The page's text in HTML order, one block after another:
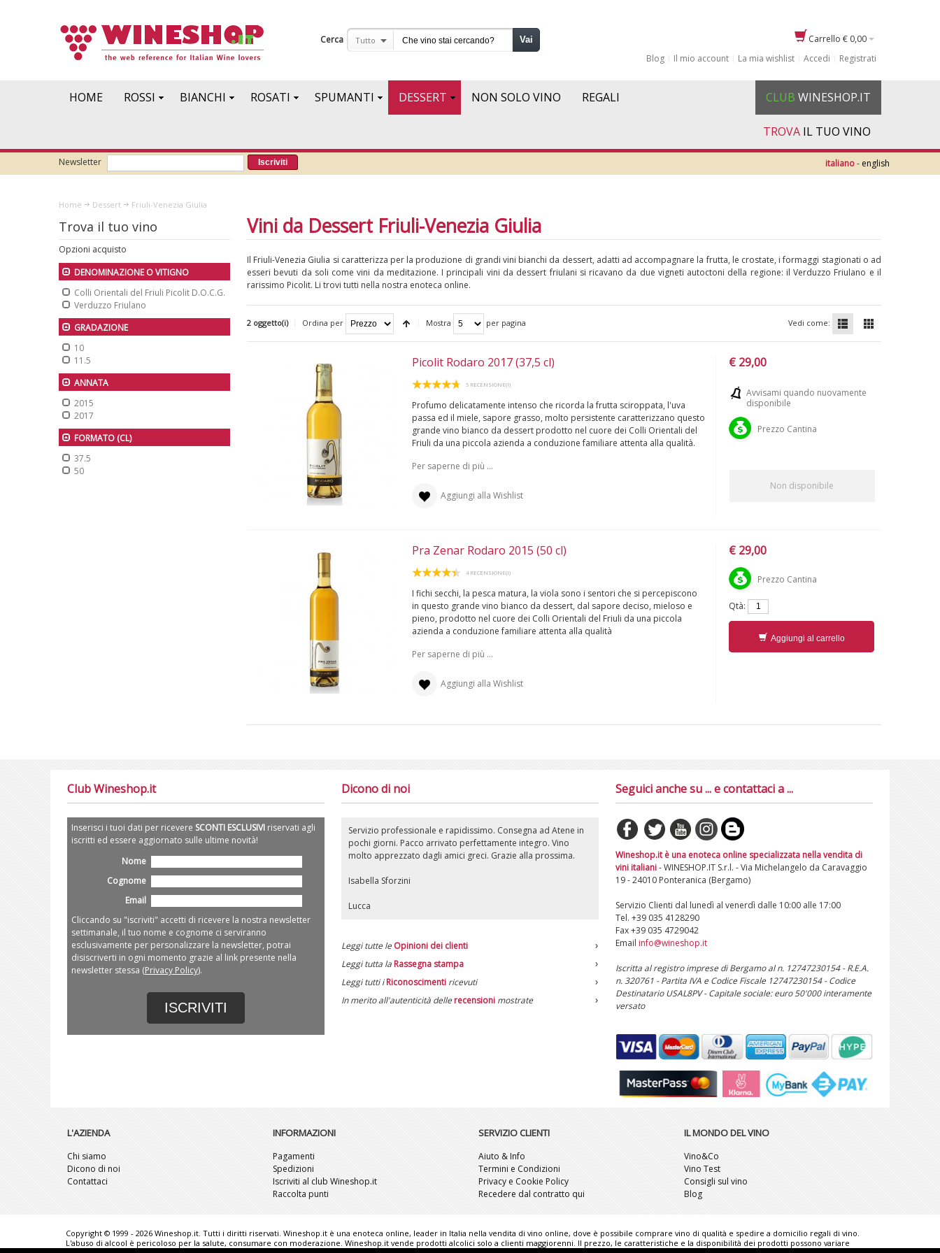
Cerca Tutto Vai Carrello € 0,00
Blog
Il mio account La mia wishlist Accedi Registrati
HOME ROSSI BIANCHI ROSATI SPUMANTI DESSERT NON SOLO VINO REGALI CLUB WINESHOP.IT
TROVA IL TUO VINO
Newsletter Iscriviti - english
italiano
Home Dessert Friuli-Venezia Giulia
Vini da Dessert Friuli-Venezia Giulia
Il Friuli-Venezia Giulia si caratterizza per la produzione di grandi vini bianchi da dessert, adatti ad accompagnare la frutta, le crostate, i formaggi stagionati o ad
esseri bevuti da soli come vini da meditazione. I principali vini da dessert friulani si ricavano da due vigneti autoctoni della regione: il Verduzzo Friulano e il
rarissimo Picolit. Li trovi tutti nella nostra enoteca online.
2 oggetto(i) Ordina per Mostra per pagina Vedi come:
Picolit Rodaro 2017 (37,5 cl)
5 RECENSIONE(I)
Profumo delicatamente intenso che ricorda la frutta sciroppata, l'uva
passa ed il miele, sapore grasso, molto persistente caratterizzano questo
grande vino bianco da dessert prodotto nel cuore dei Colli Orientali del
Friuli da una piccola azienda a conduzione familiare attenta alla qualità.
Per saperne di più ...
Aggiungi alla Wishlist
€ 29,00
Avvisami quando nuovamente
disponibile
Prezzo Cantina
Non disponibile
Pra Zenar Rodaro 2015 (50 cl)
4 RECENSIONE(I)
I fichi secchi, la pesca matura, la viola sono i sentori che si percepiscono
in questo grande vino bianco da dessert, dal sapore deciso, mieloso e
pieno, prodotto nel cuore dei Colli Orientali del Friuli da una piccola
azienda a conduzione familiare attenta alla qualità
Per saperne di più ...
Aggiungi alla Wishlist
€ 29,00
Prezzo Cantina
Qtà:
Aggiungi al carrello
Trova il tuo vino
Opzioni acquisto
DENOMINAZIONE O VITIGNO
Colli Orientali del Friuli Picolit D.O.C.G.
Verduzzo Friulano
GRADAZIONE
10
11.5
ANNATA
2015
2017
FORMATO (CL)
37.5
50
Club Wineshop.it
Inserisci i tuoi dati per ricevere SCONTI ESCLUSIVIriservati agli
iscritti ed essere aggiornato sulle ultime novità!
Nome
Cognome
Email
Cliccando su "iscriviti" accetti di ricevere la nostra newsletter
settimanale, il tuo nome e cognome ci serviranno
esclusivamente per personalizzare la newsletter, potrai
disiscriverti in ogni momento grazie al link presente nella
newsletter stessa (Privacy Policy).
ISCRIVITI
Dicono di noi
Servizio professionale e rapidissimo. Consegna ad Atene in
pochi giorni. Pacco arrivato perfettamente integro. Vino
molto apprezzato dagli amici greci. Grazie alla prossima.
Isabella Sforzini
Lucca
Leggi tutte le Opinioni dei clienti
Leggi tutta la Rassegna stampa
Leggi tutti iRiconoscimentiricevuti
In merito all'autenticità delle recensionimostrate
Seguici anche su ... e contattaci a ...
Wineshop.it è una enoteca online specializzata nella vendita di
vini italiani- WINESHOP.IT S.r.l. - Via Michelangelo da Caravaggio
19 - 24010 Ponteranica (Bergamo)
Servizio Clienti dal lunedì al venerdì dalle 10:00 alle 17:00
Tel. +39 035 4128290
Fax +39 035 4729042
Email info@wineshop.it
Iscritta al registro imprese di Bergamo al n. 12747230154 - R.E.A.
n. 320761 - Partita IVA e Codice Fiscale 12747230154 - Codice
Destinatario USAL8PV - Capitale sociale: euro 50'000 interamente
versato
L'AZIENDA
Chi siamo
Dicono di noi
Contattaci
INFORMAZIONI
Pagamenti
Spedizioni
Iscriviti al club Wineshop.it
Raccolta punti
SERVIZIO CLIENTI
Aiuto & Info
Termini e Condizioni
Privacy e Cookie Policy
Recedere dal contratto qui
IL MONDO DEL VINO
Vino&Co
Vino Test
Consigli sul vino
Blog
Copyright © 1999 - 2026 Wineshop.it. Tutti i diritti riservati. Wineshop.it è una enoteca online, leader in Italia nella vendita di vino online, dove è possibile comprare vino di qualità e spedire a domicilio regali di vino.
L'abuso di alcool è pericoloso per la salute, consumare con moderazione. Wineshop.it vende prodotti alcolici solo a clienti maggiorenni. Il prezzo, le caratteristiche e la disponibilità dei prodotti possono variare